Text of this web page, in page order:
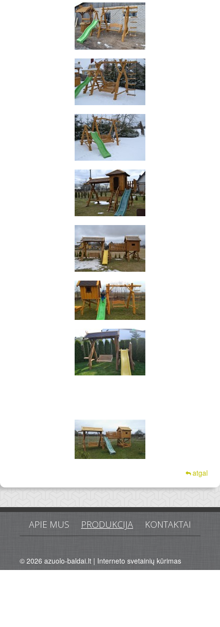
atgal
APIE MUS PRODUKCIJA KONTAKTAI
© 2026 azuolo-baldai.lt | Interneto svetainių kūrimas